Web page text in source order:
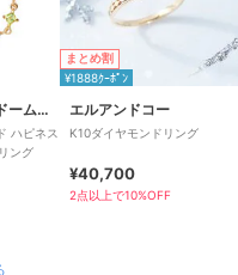
ヴイエー ヴァンドーム青山
ハピネス
ング
まとめ割
¥1888ｸｰﾎﾟﾝ
エルアンドコー
K10ダイヤモンドリング
¥40,700
2点以上で10%OFF